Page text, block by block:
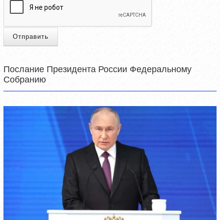
Отправить
Послание Президента России Федеральному
Собранию